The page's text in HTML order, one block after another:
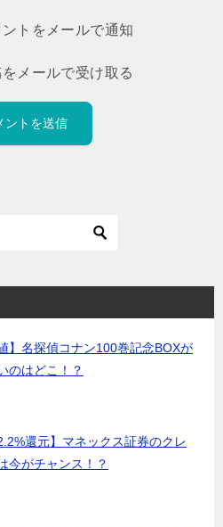
トをメールで通知
メールで受け取る
】名探偵コナン100巻記念BOXが
のはどこ！？
還元】マネックス証券のクレ
今がチャンス！？